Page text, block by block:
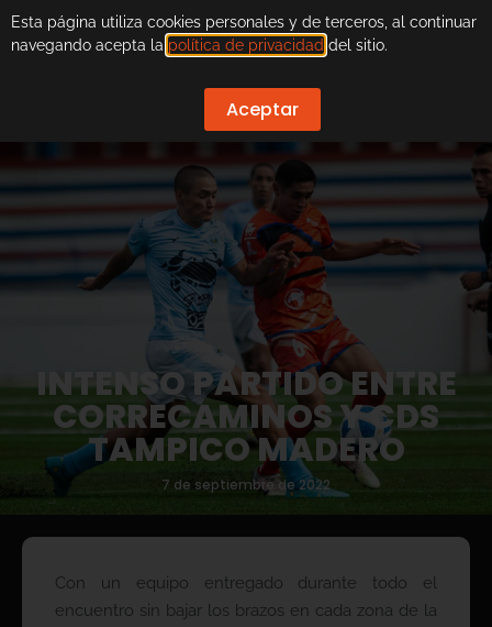
INTENSO PARTIDO ENTRE
CORRECAMINOS Y CDS
TAMPICO MADERO
7 de septiembre de 2022
Con un equipo entregado durante todo el
encuentro sin bajar los brazos en cada zona de la
Esta página utiliza cookies personales y de terceros, al continuar
navegando acepta la política de privacidad del sitio.
Aceptar